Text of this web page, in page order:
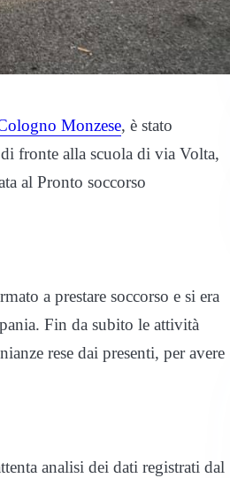
Monzese, è stato
fronte alla scuola di via Volta,
al Pronto soccorso
a prestare soccorso e si era
Fin da subito le attività
rese dai presenti, per avere
analisi dei dati registrati dal